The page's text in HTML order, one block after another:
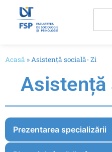
Acasă »Asistență socială- Zi
Asistență
Prezentarea specializării